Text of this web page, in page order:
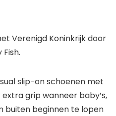
Verenigd Koninkrijk door
slip-on schoenen met
grip wanneer baby’s,
buiten beginnen te lopen